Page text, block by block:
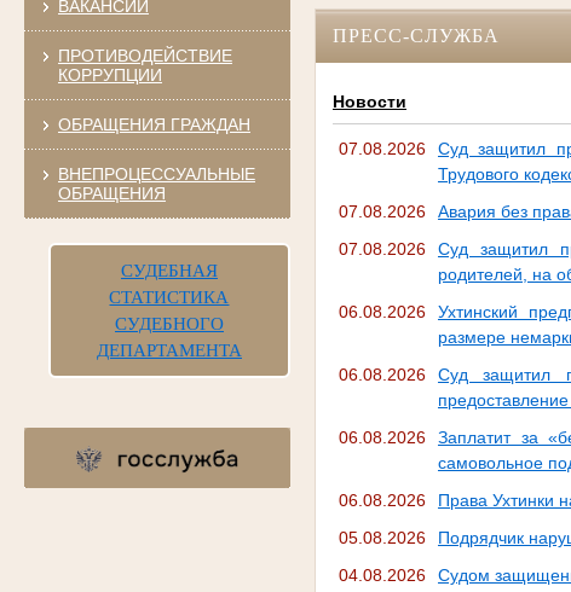
ВАКАНСИИ
ПРОТИВОДЕЙСТВИЕ
КОРРУПЦИИ
ОБРАЩЕНИЯ ГРАЖДАН
ВНЕПРОЦЕССУАЛЬНЫЕ
ОБРАЩЕНИЯ
СУДЕБНАЯ
СТАТИСТИКА
СУДЕБНОГО
ДЕПАРТАМЕНТА
ПРЕСС-СЛУЖБА
Новости
07.08.2026
Суд защитил
Трудового
07.08.2026
Авария без
07.08.2026
Суд защитил
родителей, на
06.08.2026
Ухтинский
размере
06.08.2026
Суд защитил
06.08.2026
Заплатит за
самовольное
06.08.2026
Права Ухтинки
05.08.2026
Подрядчик
04.08.2026
Судом